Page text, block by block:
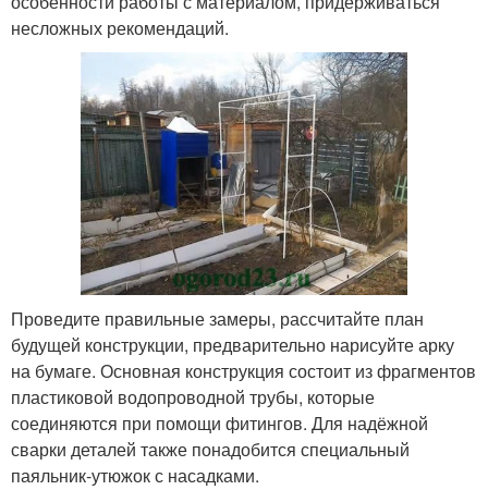
несложных рекомендаций.
Проведите правильные замеры, рассчитайте план
будущей конструкции, предварительно нарисуйте арку
на бумаге. Основная конструкция состоит из фрагментов
пластиковой водопроводной трубы, которые
соединяются при помощи фитингов. Для надёжной
сварки деталей также понадобится специальный
паяльник-утюжок с насадками.